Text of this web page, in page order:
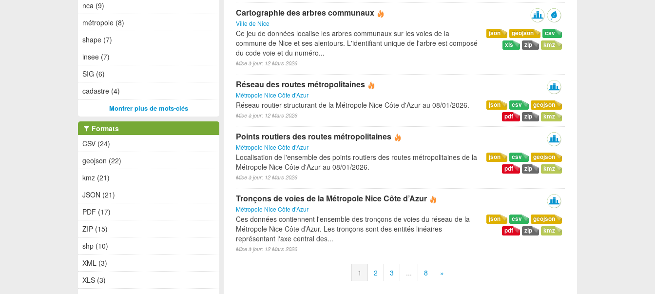
Cartographie des arbres communaux
Ville de Nice
csv
geojson
json
kmz
zip
xls
Ce jeu de données localise les arbres communaux sur les voies de la
commune de Nice et ses alentours. L'identifiant unique de l'arbre est composé
du code voie et du numéro...
Mise à jour: 12 Mars 2026
Réseau des routes métropolitaines
Métropole Nice Côte d'Azur
geojson
csv
json
kmz
zip
pdf
Réseau routier structurant de la Métropole Nice Côte d'Azur au 08/01/2026.
Mise à jour: 12 Mars 2026
Points routiers des routes métropolitaines
Métropole Nice Côte d'Azur
geojson
csv
json
kmz
zip
pdf
Localisation de l'ensemble des points routiers des routes métropolitaines de la
Métropole Nice Côte d'Azur au 08/01/2026.
Mise à jour: 12 Mars 2026
Tronçons de voies de la Métropole Nice Côte d’Azur
Métropole Nice Côte d'Azur
geojson
csv
json
kmz
zip
pdf
Ces données contiennent l'ensemble des tronçons de voies du réseau de la
Métropole Nice Côte d’Azur. Les tronçons sont des entités linéaires
représentant l'axe central des...
Mise à jour: 12 Mars 2026
1 2 3 ... 8 »
nca (9)
métropole (8)
shape (7)
insee (7)
SIG (6)
cadastre (4)
Montrer plus de mots-clés
Formats
CSV (24)
geojson (22)
kmz (21)
JSON (21)
PDF (17)
ZIP (15)
shp (10)
XML (3)
XLS (3)